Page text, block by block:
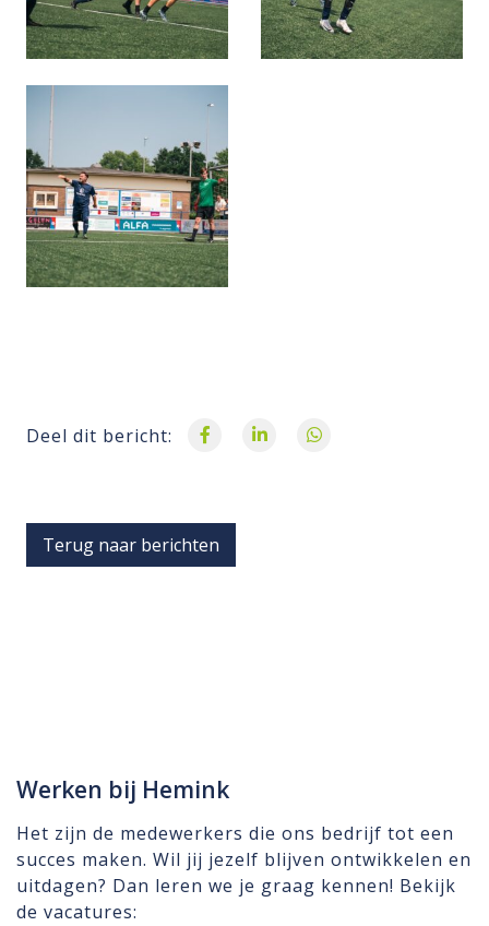
Deel dit bericht:
Terug naar berichten
Werken bij Hemink
Het zijn de medewerkers die ons bedrijf tot een
succes maken. Wil jij jezelf blijven ontwikkelen en
uitdagen? Dan leren we je graag kennen! Bekijk
de vacatures: